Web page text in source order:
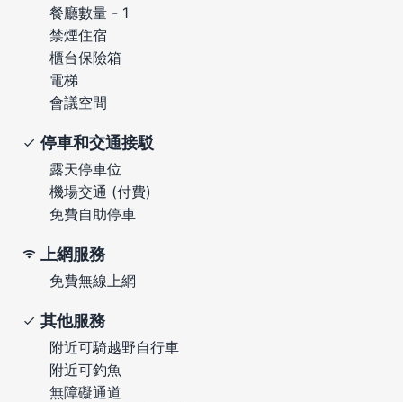
餐廳數量 - 1
禁煙住宿
櫃台保險箱
電梯
會議空間
停車和交通接駁
露天停車位
機場交通 (付費)
免費自助停車
上網服務
免費無線上網
其他服務
附近可騎越野自行車
附近可釣魚
無障礙通道